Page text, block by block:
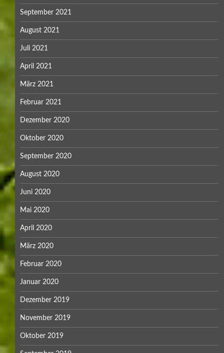
September 2021
August 2021
Juli 2021
April 2021
März 2021
Februar 2021
Dezember 2020
Oktober 2020
September 2020
August 2020
Juni 2020
Mai 2020
April 2020
März 2020
Februar 2020
Januar 2020
Dezember 2019
November 2019
Oktober 2019